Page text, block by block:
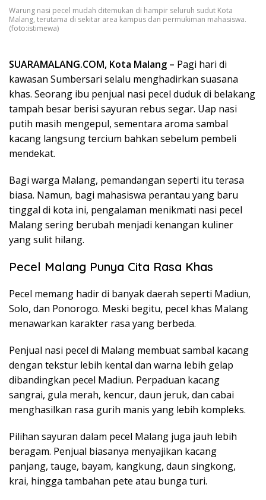
Warung nasi pecel mudah ditemukan di hampir seluruh sudut Kota
Malang, terutama di sekitar area kampus dan permukiman mahasiswa.
(foto:istimewa)
SUARAMALANG.COM, Kota Malang – Pagi hari di
kawasan Sumbersari selalu menghadirkan suasana
khas. Seorang ibu penjual nasi pecel duduk di belakang
tampah besar berisi sayuran rebus segar. Uap nasi
putih masih mengepul, sementara aroma sambal
kacang langsung tercium bahkan sebelum pembeli
mendekat.
Bagi warga Malang, pemandangan seperti itu terasa
biasa. Namun, bagi mahasiswa perantau yang baru
tinggal di kota ini, pengalaman menikmati nasi pecel
Malang sering berubah menjadi kenangan kuliner
yang sulit hilang.
Pecel Malang Punya Cita Rasa Khas
Pecel memang hadir di banyak daerah seperti Madiun,
Solo, dan Ponorogo. Meski begitu, pecel khas Malang
menawarkan karakter rasa yang berbeda.
Penjual nasi pecel di Malang membuat sambal kacang
dengan tekstur lebih kental dan warna lebih gelap
dibandingkan pecel Madiun. Perpaduan kacang
sangrai, gula merah, kencur, daun jeruk, dan cabai
menghasilkan rasa gurih manis yang lebih kompleks.
Pilihan sayuran dalam pecel Malang juga jauh lebih
beragam. Penjual biasanya menyajikan kacang
panjang, tauge, bayam, kangkung, daun singkong,
krai, hingga tambahan pete atau bunga turi.